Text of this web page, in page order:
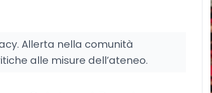
Allerta nella comunità
alle misure dell’ateneo.